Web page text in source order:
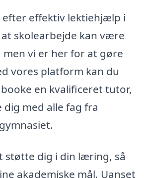
efter effektiv lektiehjælp i
at skolearbejde kan være
vi er her for at gøre
vores platform kan du
en kvalificeret tutor,
med alle fag fra
støtte dig i din læring, så
akademiske mål. Uanset